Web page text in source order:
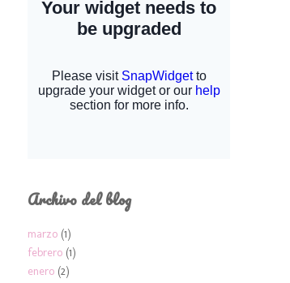
Archivo del blog
marzo (1)
febrero (1)
enero (2)